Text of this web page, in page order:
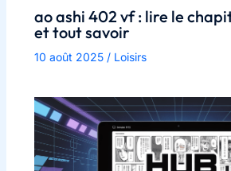
ao ashi 402 vf : lire le
et tout savoir
10 août 2025 / Loisirs